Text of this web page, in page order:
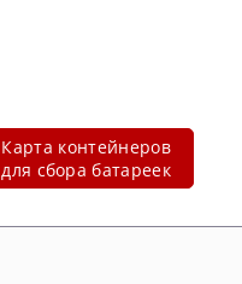
Карта контейнеров
для сбора батареек